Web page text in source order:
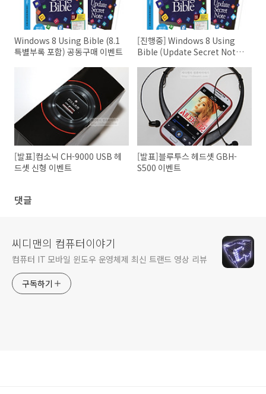
Windows 8 Using Bible (8.1
특별부록 포함) 공동구매 이벤트
[진행중] Windows 8 Using
Bible (Update Secret Note)
[발표]컴소닉 CH-9000 USB 헤
드셋 신형 이벤트
[발표]블루투스 헤드셋 GBH-
S500 이벤트
댓글
씨디맨의 컴퓨터이야기
컴퓨터 IT 모바일 윈도우 운영체제 최신 트랜드 영상 리뷰
구독하기